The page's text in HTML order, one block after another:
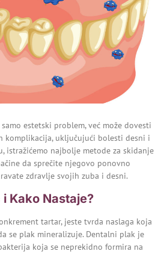
estetski problem, već može dovesti
komplikacija, uključujući bolesti desni i
istražićemo najbolje metode za skidanje
da sprečite njegovo ponovno
zdravlje svojih zuba i desni.
Kako Nastaje?
tartar, jeste tvrda naslaga koja
se plak mineralizuje. Dentalni plak je
koja se neprekidno formira na